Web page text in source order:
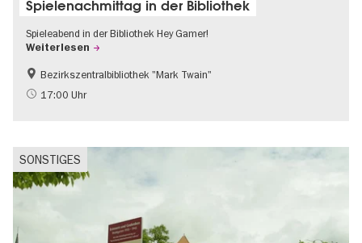
Spielenachmittag in der Bibliothek
Spieleabend in der Bibliothek Hey Gamer!
Weiterlesen
Gratis
Bezirkszentralbibliothek "Mark Twain"
17:00 Uhr
SONSTIGES